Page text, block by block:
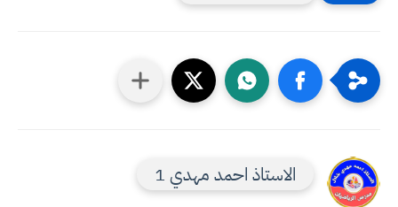
الاستاذ احمد مهدي 1